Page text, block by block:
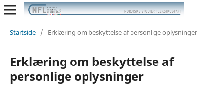
Startside / Erklæring om beskyttelse af personlige oplysninger
Erklæring om beskyttelse af
personlige oplysninger